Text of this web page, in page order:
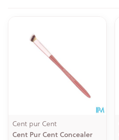
Cent pur Cent
Cent Pur Cent Concealer